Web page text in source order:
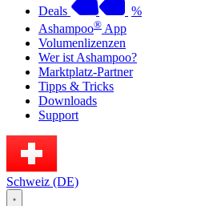
Deals
%
Ashampoo® App
Volumenlizenzen
Wer ist Ashampoo?
Marktplatz-Partner
Tipps & Tricks
Downloads
Support
Schweiz (DE)